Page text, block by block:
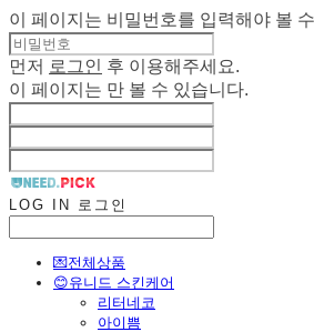
이 페이지는 비밀번호를 입력해야 볼
먼저 로그인
후 이용해주세요.
이 페이지는 만 볼 수 있습니다.
LOG IN 로그인
💌전체상품
😊유니드 스킨케어
리터네코
아이쁨